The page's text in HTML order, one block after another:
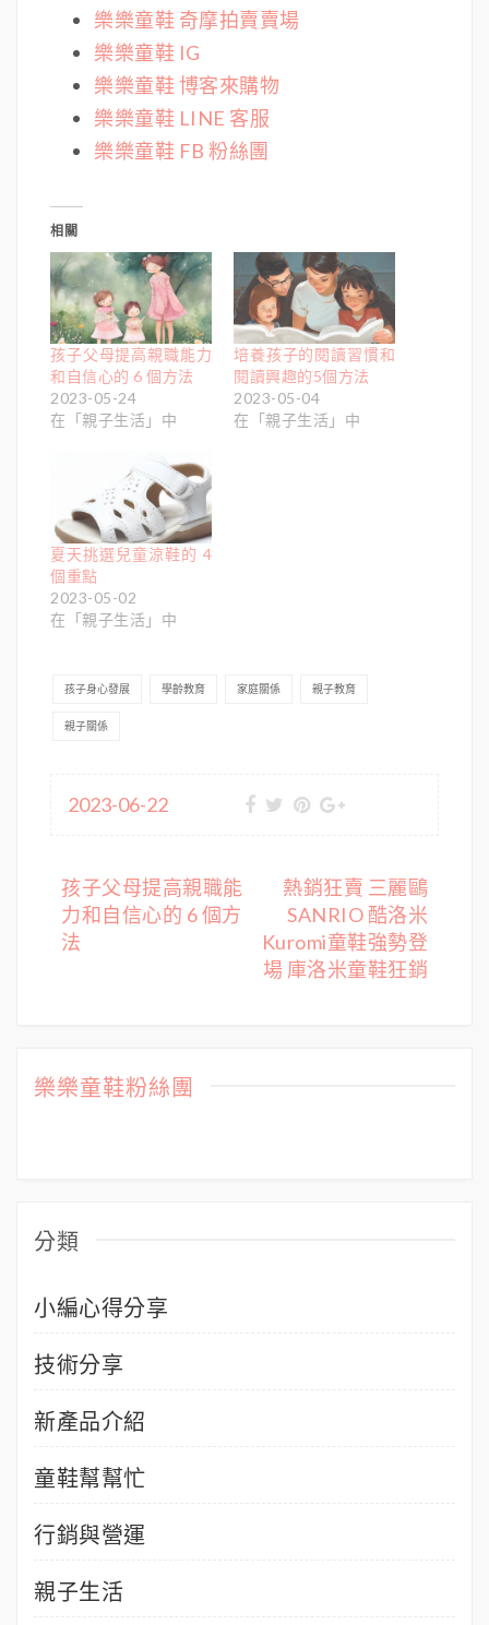
樂樂童鞋 奇摩拍賣賣場
樂樂童鞋 IG
樂樂童鞋 博客來購物
樂樂童鞋 LINE 客服
樂樂童鞋 FB 粉絲團
相關
孩子父母提高親職能力
和自信心的 6 個方法
2023-05-24
在「親子生活」中
培養孩子的閱讀習慣和
閱讀興趣的5個方法
2023-05-04
在「親子生活」中
夏天挑選兒童涼鞋的 4
個重點
2023-05-02
在「親子生活」中
孩子身心發展 學齡教育 家庭關係 親子教育
親子關係
2023-06-22
文
章
孩子父母提高親職能
力和自信心的 6 個方
法
熱銷狂賣 三麗鷗
SANRIO 酷洛米
Kuromi童鞋強勢登
場 庫洛米童鞋狂銷
樂樂童鞋粉絲團
分類
小編心得分享
技術分享
新產品介紹
童鞋幫幫忙
行銷與營運
親子生活